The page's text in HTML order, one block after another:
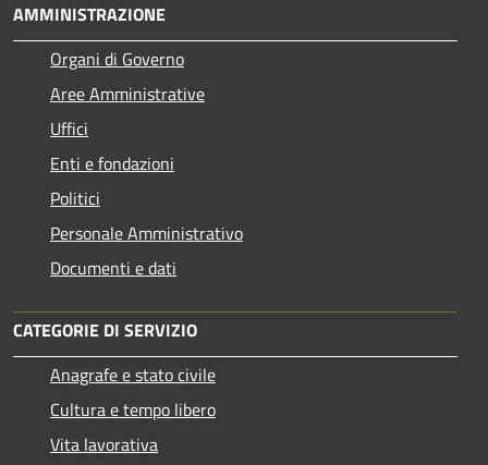
AMMINISTRAZIONE
Organi di Governo
Aree Amministrative
Uffici
Enti e fondazioni
Politici
Personale Amministrativo
Documenti e dati
CATEGORIE DI SERVIZIO
Anagrafe e stato civile
Cultura e tempo libero
Vita lavorativa